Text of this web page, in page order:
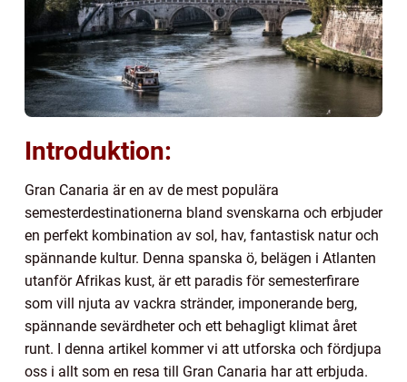
Introduktion:
Gran Canaria är en av de mest populära
semesterdestinationerna bland svenskarna och erbjuder
en perfekt kombination av sol, hav, fantastisk natur och
spännande kultur. Denna spanska ö, belägen i Atlanten
utanför Afrikas kust, är ett paradis för semesterfirare
som vill njuta av vackra stränder, imponerande berg,
spännande sevärdheter och ett behagligt klimat året
runt. I denna artikel kommer vi att utforska och fördjupa
oss i allt som en resa till Gran Canaria har att erbjuda.